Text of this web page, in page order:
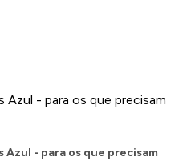
Azul - para os que precisam